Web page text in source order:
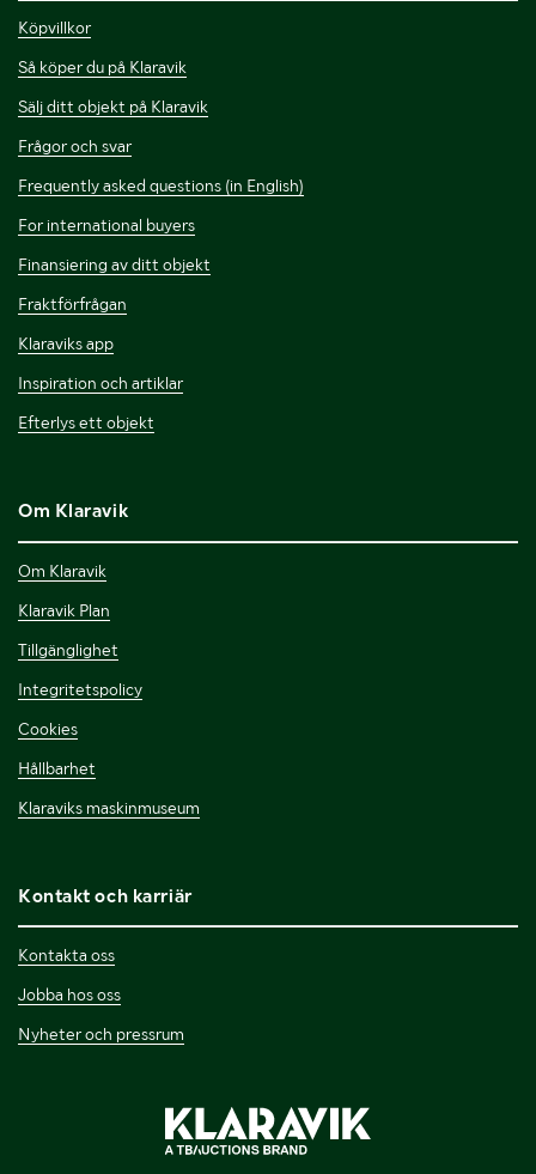
Köpvillkor
Så köper du på Klaravik
Sälj ditt objekt på Klaravik
Frågor och svar
Frequently asked questions (in English)
For international buyers
Finansiering av ditt objekt
Fraktförfrågan
Klaraviks app
Inspiration och artiklar
Efterlys ett objekt
Om Klaravik
Om Klaravik
Klaravik Plan
Tillgänglighet
Integritetspolicy
Cookies
Hållbarhet
Klaraviks maskinmuseum
Kontakt och karriär
Kontakta oss
Jobba hos oss
Nyheter och pressrum